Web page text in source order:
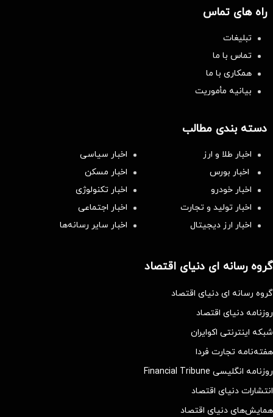
راه های تماس
تبلیغات
تماس با ما
همکاری با ما
بیانیه مأموریت
دسته بندی مطالب
اخبار طلا و ارز
اخبار سیاسی
اخبار بورس
اخبار مسکن
اخبار خودرو
اخبار تکنولوژی
اخبار تولید و تجارت
اخبار اجتماعی
اخبار ارز دیجیتال
اخبار سایر رسانه‌‌ها
گروه رسانه ای دنیای اقتصاد
گروه رسانه ای دنیای اقتصاد
روزنامه دنیای اقتصاد
شبکه اینترنتی اکوایران
هفته‌نامه تجارت فردا
روزنامه انگلیسی Financial Tribune
انتشارات دنیای اقتصاد
همایش‌های دنیای اقتصاد